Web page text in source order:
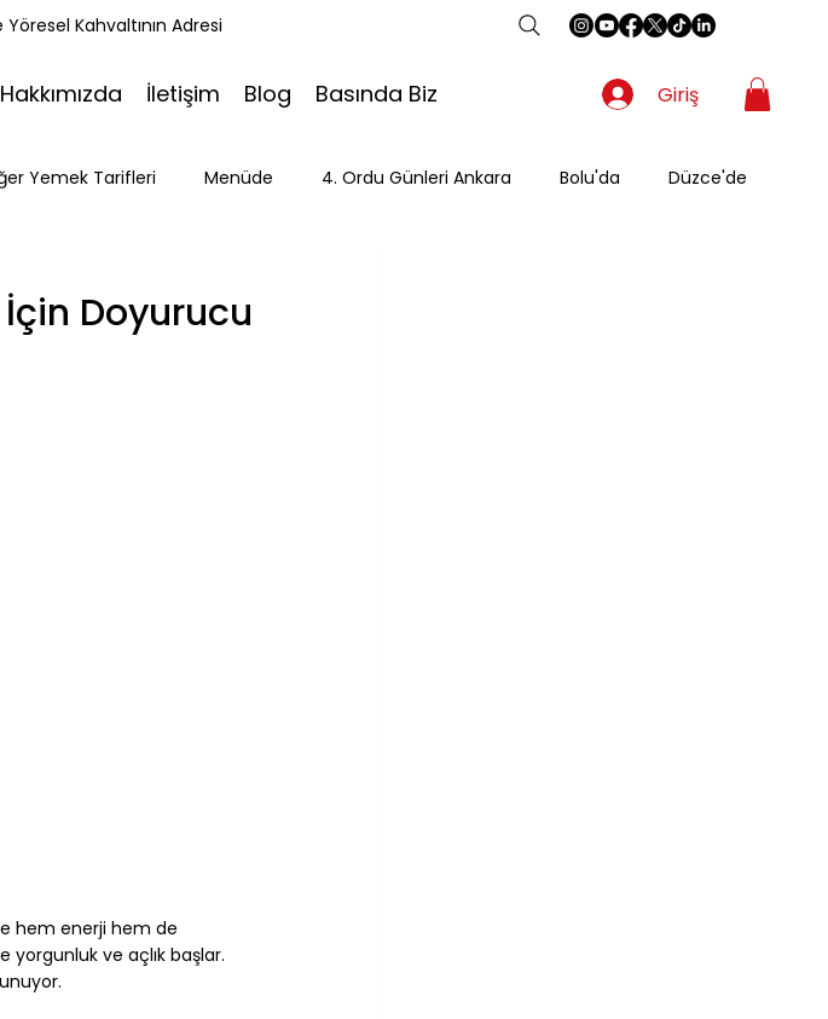
Kahvaltının Adresi
Hakkımızda İletişim Blog Basında Biz Giriş
Yemek Tarifleri Menüde 4. Ordu Günleri Ankara Bolu'da Düzce'de
Doyurucu
hem enerji hem de
yorgunluk ve açlık başlar.